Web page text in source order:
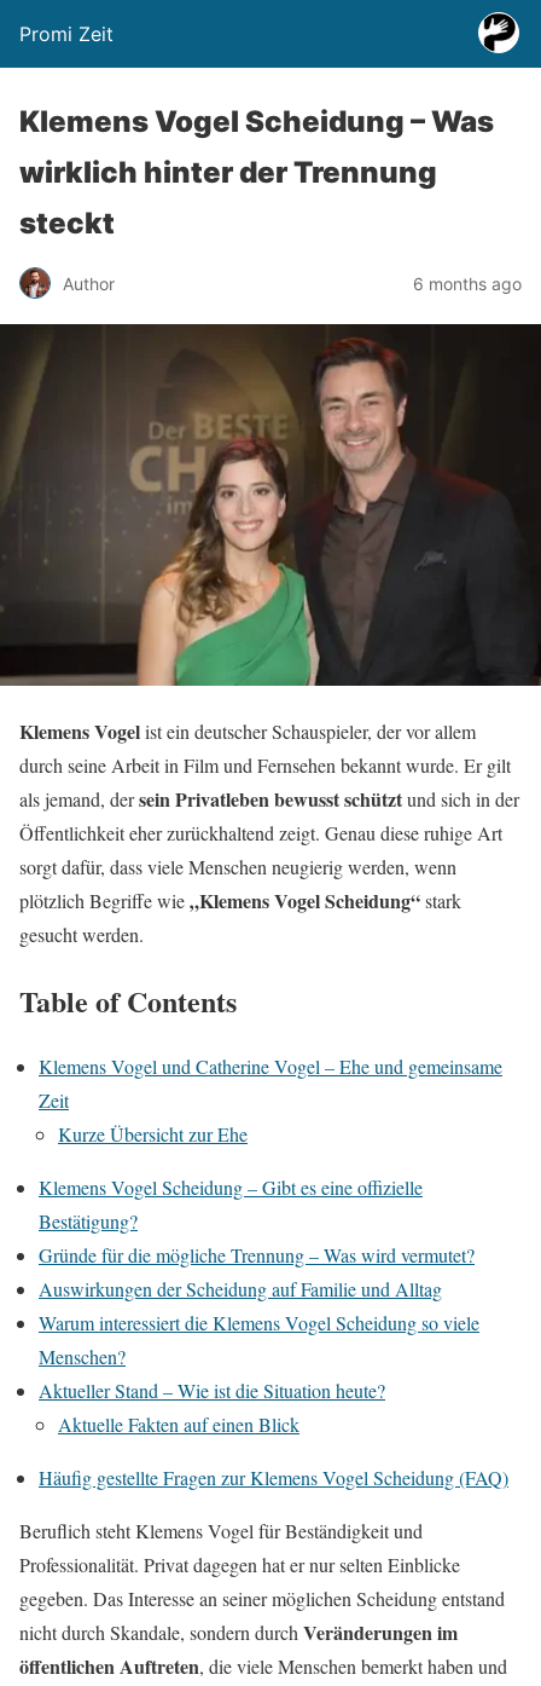
Promi Zeit
Klemens Vogel Scheidung – Was
wirklich hinter der Trennung
steckt
Author 6 months ago
Klemens Vogelist ein deutscher Schauspieler, der vor allem
durch seine Arbeit in Film und Fernsehen bekannt wurde. Er gilt
als jemand, dersein Privatleben bewusst schütztund sich in der
Öffentlichkeit eher zurückhaltend zeigt. Genau diese ruhige Art
sorgt dafür, dass viele Menschen neugierig werden, wenn
plötzlich Begriffe wie„Klemens Vogel Scheidung“stark
gesucht werden.
Table of Contents
Klemens Vogel und Catherine Vogel – Ehe und gemeinsame
Zeit
Kurze Übersicht zur Ehe
Klemens Vogel Scheidung – Gibt es eine offizielle
Bestätigung?
Gründe für die mögliche Trennung – Was wird vermutet?
Auswirkungen der Scheidung auf Familie und Alltag
Warum interessiert die Klemens Vogel Scheidung so viele
Menschen?
Aktueller Stand – Wie ist die Situation heute?
Aktuelle Fakten auf einen Blick
Häufig gestellte Fragen zur Klemens Vogel Scheidung (FAQ)
Beruflich steht Klemens Vogel für Beständigkeit und
Professionalität. Privat dagegen hat er nur selten Einblicke
gegeben. Das Interesse an seiner möglichen Scheidung entstand
nicht durch Skandale, sondern durchVeränderungen im
öffentlichen Auftreten, die viele Menschen bemerkt haben und